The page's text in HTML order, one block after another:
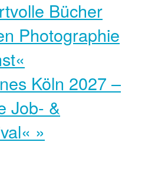
Bücher
Photographie
Köln 2027 –
Job- &
»